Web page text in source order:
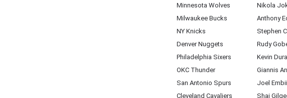
Minnesota Wolves
Milwaukee Bucks
NY Knicks
Denver Nuggets
Philadelphia Sixers
OKC Thunder
San Antonio Spurs
Cleveland Cavaliers
Nikola
Anthony
Stephen
Rudy
Kevin
Giannis
Joel
Shai